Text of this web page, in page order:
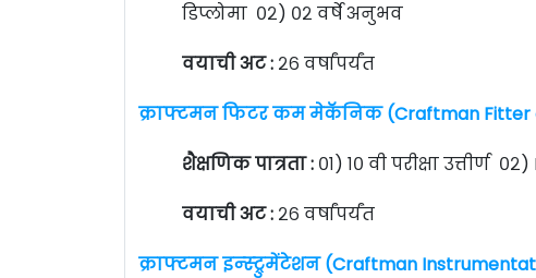
डिप्लोमा ०२) ०२ वर्षे अनुभव
वयाची अट : २६ वर्षांपर्यंत
क्राफ्टमन फिटर कम मेकॅनिक (Craftman Fitter
शैक्षणिक पात्रता : ०१) १० वी परीक्षा
वयाची अट : २६ वर्षांपर्यंत
क्राफ्टमन इन्स्ट्रुमेंटेशन (Craftman